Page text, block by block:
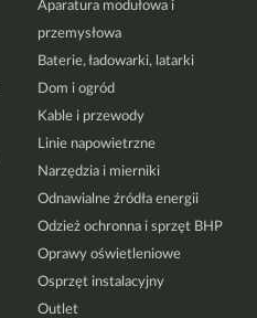
Aparatura modułowa i
przemysłowa
Baterie, ładowarki, latarki
Dom i ogród
Kable i przewody
Linie napowietrzne
Narzędzia i mierniki
Odnawialne źródła energii
Odzież ochronna i sprzęt BHP
Oprawy oświetleniowe
Osprzęt instalacyjny
Outlet